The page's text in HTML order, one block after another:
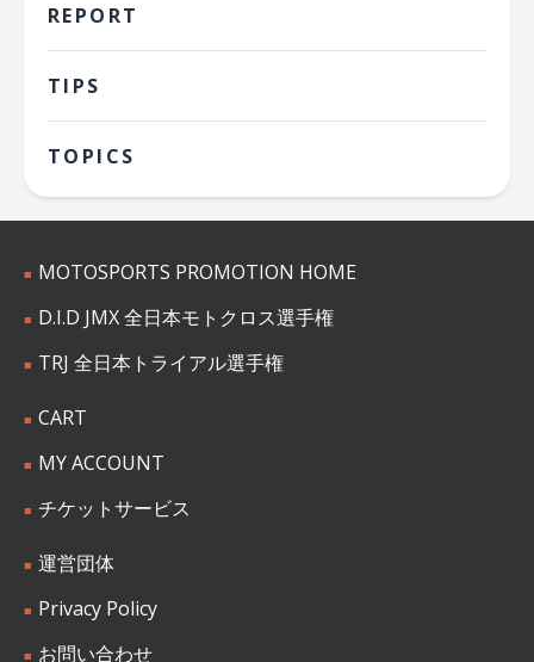
REPORT
TIPS
TOPICS
MOTOSPORTS PROMOTION HOME
D.I.D JMX 全日本モトクロス選手権
TRJ 全日本トライアル選手権
CART
MY ACCOUNT
チケットサービス
運営団体
Privacy Policy
お問い合わせ